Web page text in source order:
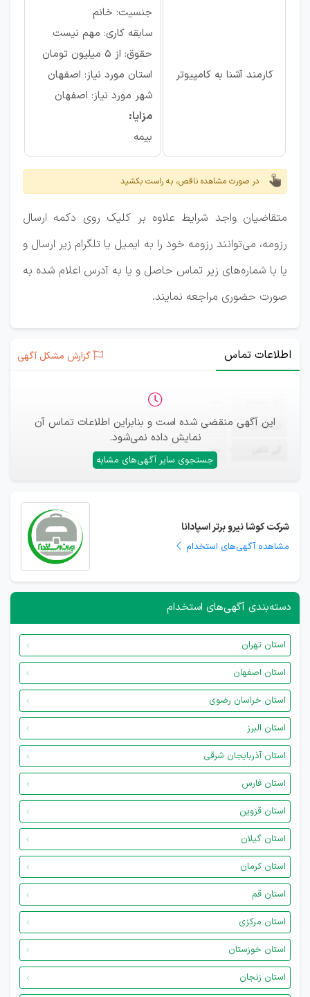
کارمند آشنا به کامپیوتر
جنسیت: خانم
سابقه کاری: مهم نیست
حقوق: از ۵ میلیون تومان
استان مورد نیاز: اصفهان
شهر مورد نیاز: اصفهان
مزایا:
بیمه
در صورت مشاهده ناقص، به راست بکشید
متقاضیان واجد شرایط علاوه بر کلیک روی دکمه ارسال
رزومه، می‌توانند رزومه خود را به ایمیل یا تلگرام زیر ارسال و
یا با شماره‌های زیر تماس حاصل و یا به آدرس اعلام شده به
صورت حضوری مراجعه نمایند.
اطلاعات تماس گزارش مشکل آگهی
این آگهی منقضی شده است و بنابراین اطلاعات تماس آن
نمایش داده نمی‌شود.
جستجوی سایر آگهی‌های مشابه
ایمیل —
—
شرکت کوشا نیرو برتر اسپادانا
مشاهده آگهی‌های استخدام
دسته‌بندی آگهی‌های استخدام
استان تهران
استان اصفهان
استان خراسان رضوی
استان البرز
استان آذربایجان شرقی
استان فارس
استان قزوین
استان گیلان
استان کرمان
استان قم
استان مرکزی
استان خوزستان
استان زنجان